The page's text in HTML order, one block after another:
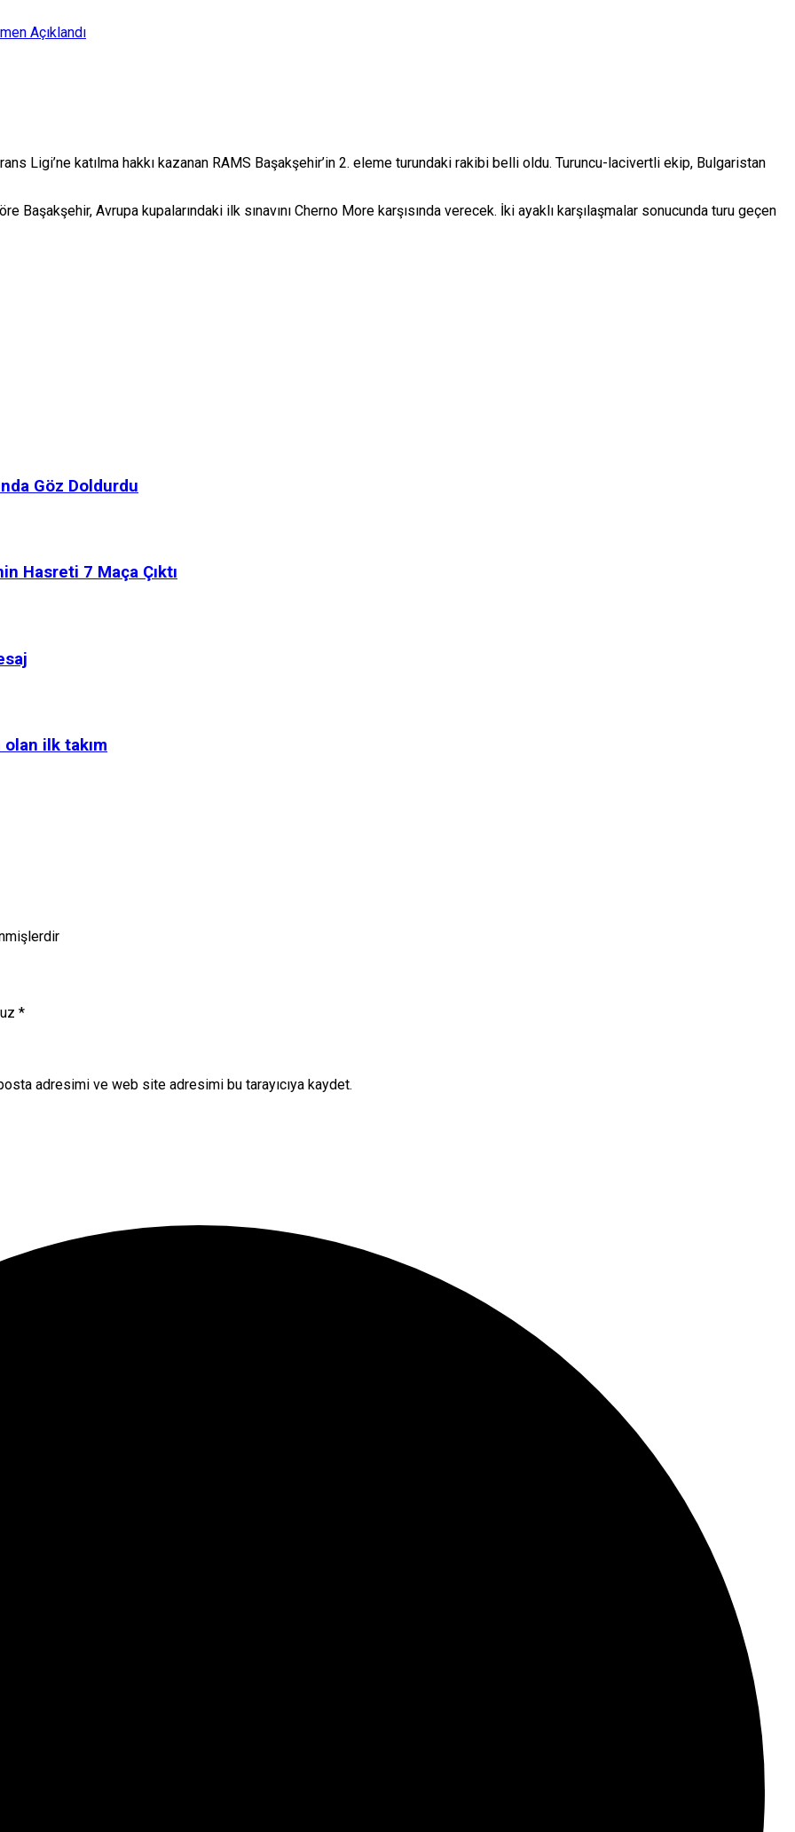
tıklayın.
Açıklandı
Ligi’ne katılma hakkı kazanan RAMS Başakşehir’in 2. eleme turundaki rakibi belli oldu. Turuncu-lacivertli ekip, Bulgaristan
Başakşehir, Avrupa kupalarındaki ilk sınavını Cherno More karşısında verecek. İki ayaklı karşılaşmalar sonucunda turu geçen
Göz Doldurdu
Hasreti 7 Maça Çıktı
ilk takım
*
adresimi ve web site adresimi bu tarayıcıya kaydet.